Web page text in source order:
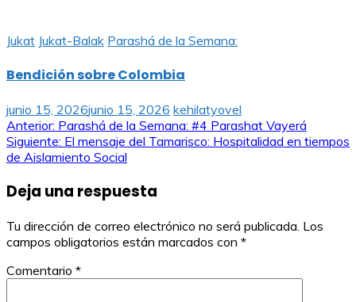
Jukat Jukat-Balak Parashá de la Semana:
Bendición sobre Colombia
junio 15, 2026junio 15, 2026 kehilatyovel
Navegación
de
entradas
Anterior: Parashá de la Semana: #4 Parashat Vayerá
Siguiente: El mensaje del Tamarisco: Hospitalidad en tiempos
de Aislamiento Social
Deja una respuesta
Tu dirección de correo electrónico no será publicada. Los
campos obligatorios están marcados con *
Comentario *